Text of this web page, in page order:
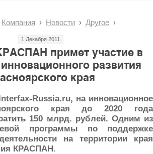
Компания Новости Другое
1 Декабря 2011
примет участие в
развития
края
Russia.ru, на инновационное
края до 2020 года
150 млрд. рублей. Одним из
программы по поддержке
на территории края
КРАСПАН.